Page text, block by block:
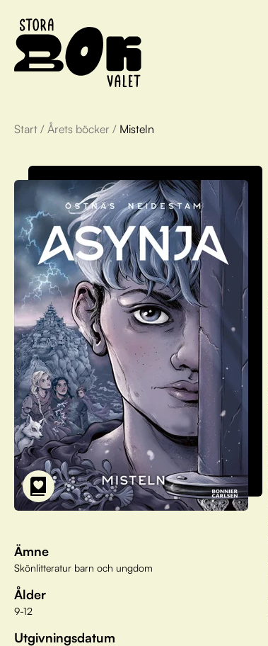
Start / Årets böcker / Misteln
Ämne
Skönlitteratur barn och ungdom
Ålder
9-12
Utgivningsdatum